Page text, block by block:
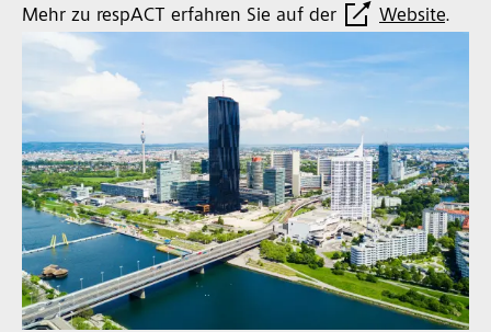
Mehr zu respACT erfahren Sie auf der
Website.